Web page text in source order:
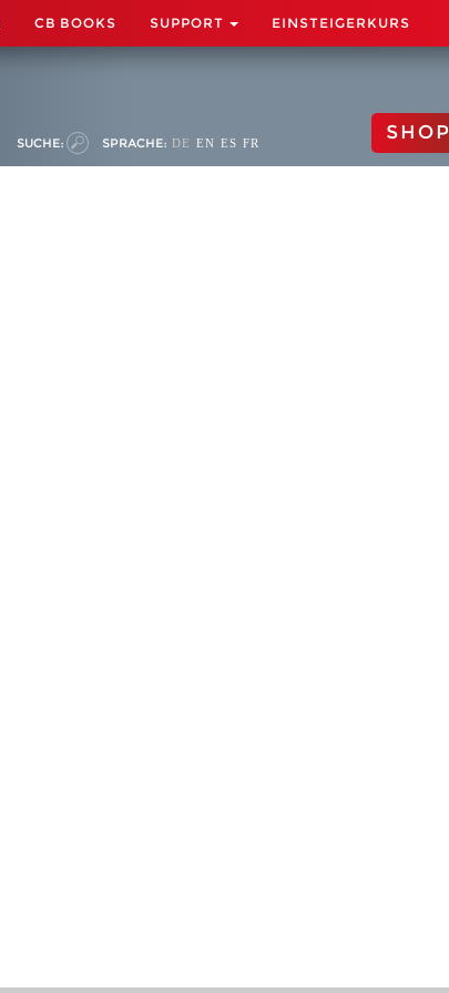
CB BOOKS SUPPORT EINSTEIGERKURS
SUCHE: SPRACHE: DE EN ES FR SHOP